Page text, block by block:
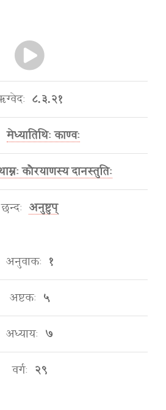
८.३.२१
मेध्यातिथिः काण्वः
कौरयाणस्य दानस्तुतिः
छन्दः अनुष्टुप्
अनुवाकः १
अष्टकः ५
अध्यायः ७
वर्गः २९